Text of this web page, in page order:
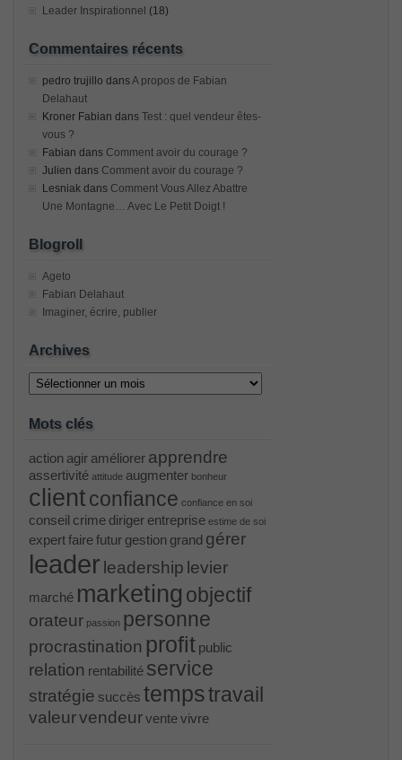
Leader Inspirationnel (18)
Commentaires récents
pedro trujillo dansA propos de Fabian
Delahaut
Kroner Fabian dans Test : quel vendeur êtes-
vous ?
Fabian dans Comment avoir du courage ?
Julien dans Comment avoir du courage ?
Lesniak dans Comment Vous Allez Abattre
Une Montagne… Avec Le Petit Doigt !
Blogroll
Ageto
Fabian Delahaut
Imaginer, écrire, publier
Archives
Archives
Mots clés
action agir améliorer apprendre
assertivité attitude augmenter bonheur
client confiance confiance en soi
conseil crime diriger entreprise estime de soi
expertfairefutur gestion grand gérer
leader leadership levier
marché marketing objectif
orateur passion personne
procrastination profit public
relation rentabilité service
stratégie succès tempstravail
valeurvendeurventevivre